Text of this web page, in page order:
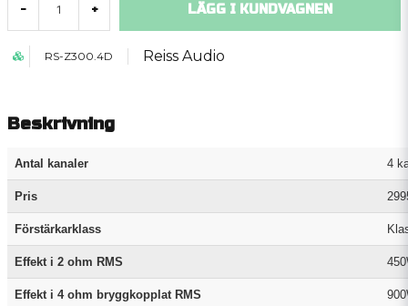
- + LÄGG I KUNDVAGNEN
RS-Z300.4D Reiss Audio
Beskrivning
Antal kanaler 4
Pris
Förstärkarklass
Effekt i 2 ohm RMS
Effekt i 4 ohm bryggkopplat RMS